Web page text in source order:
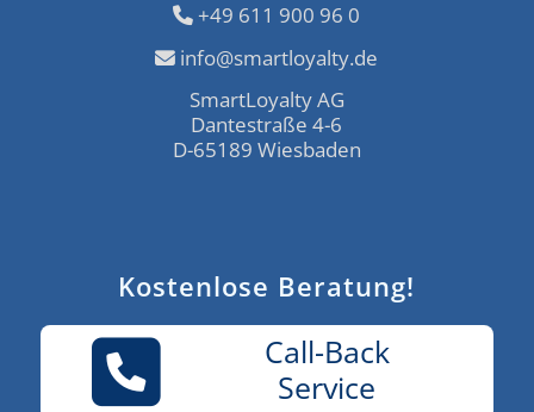
+49 611 900 96 0
info@smartloyalty.de
SmartLoyalty AG
Dantestraße 4-6
D-65189 Wiesbaden
Kostenlose Beratung!
Call-Back
Service